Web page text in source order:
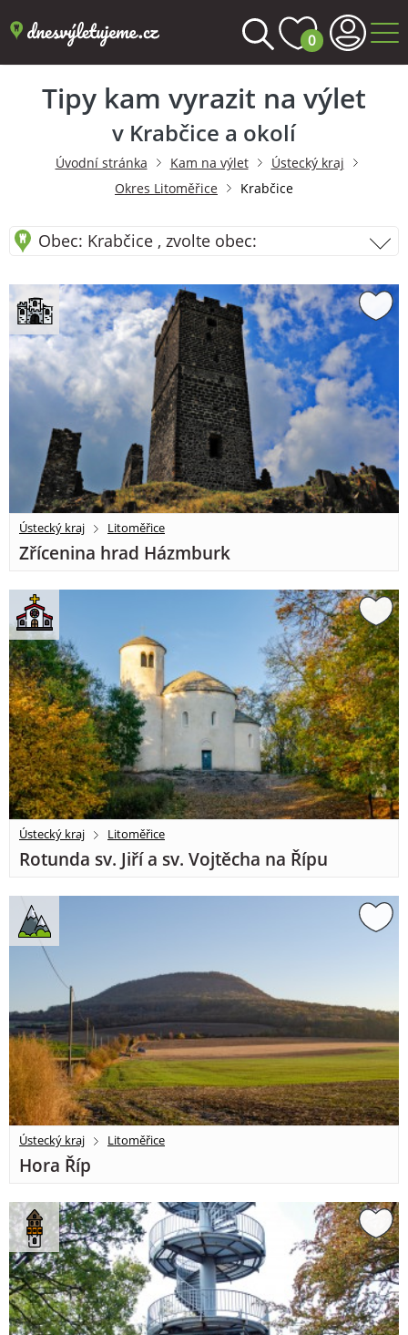
0
Tipy kam vyrazit na výlet
v Krabčice a okolí
Úvodní stránka Kam na výlet
Ústecký kraj
Okres Litoměřice
Krabčice
Obec: Krabčice , zvolte obec:
Ústecký kraj Litoměřice
Zřícenina hrad Házmburk
Ústecký kraj Litoměřice
Rotunda sv. Jiří a sv. Vojtěcha na Řípu
Ústecký kraj Litoměřice
Hora Říp